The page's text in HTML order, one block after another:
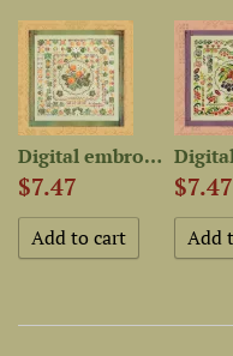
Digital embroidery chart...
$7.47 $7.47